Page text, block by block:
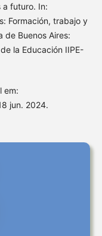
a futuro. In:
Formación, trabajo y
de Buenos Aires:
la Educación IIPE-
em:
jun. 2024.